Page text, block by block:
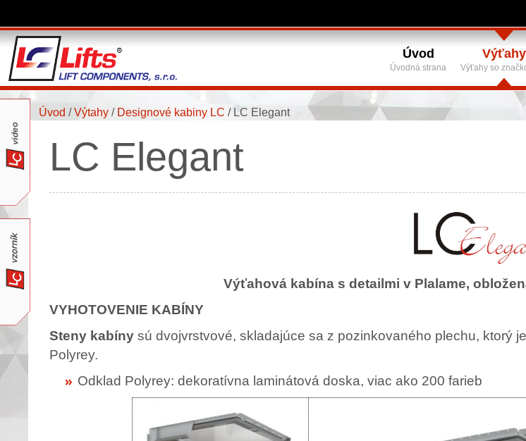
Úvod
Úvodná strana
Výťahy
Výťahy so
Úvod /Výtahy / Designové kabiny LC / LC Elegant
LC Elegant
Výťahová kabína s detailmi v Plalame,
VYHOTOVENIE KABÍNY
Steny kabíny sú dvojvrstvové, skladajúce sa z pozinkovaného plechu, ktorý
Polyrey.
Odklad Polyrey: dekoratívna laminátová doska, viac ako 200 farieb